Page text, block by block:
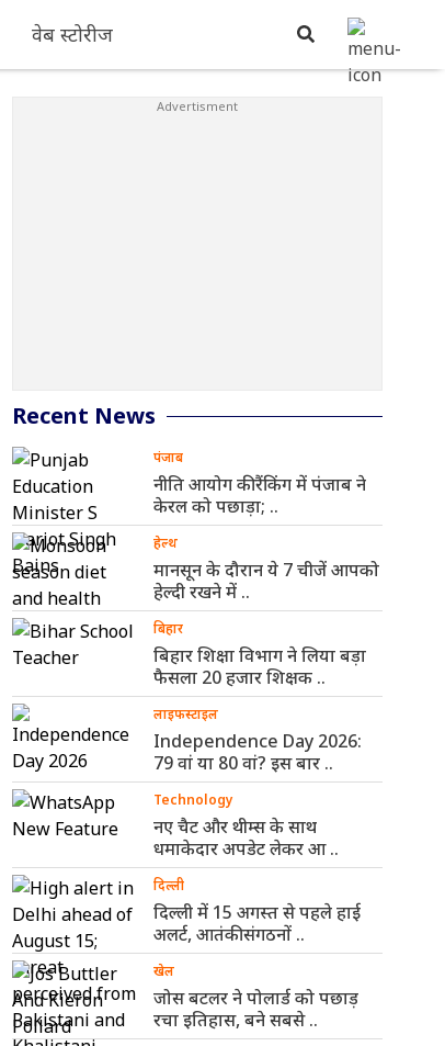
वेब स्टोरीज
Recent News
पंजाब
नीति आयोग की रैंकिंग में पंजाब ने
केरल को पछाड़ा; ..
हेल्थ
मानसून के दौरान ये 7 चीजें आपको
हेल्दी रखने में ..
बिहार
बिहार शिक्षा विभाग ने लिया बड़ा
फैसला 20 हजार शिक्षक ..
लाइफस्टाइल
Independence Day 2026:
79 वां या 80 वां? इस बार ..
Technology
नए चैट और थीम्स के साथ
धमाकेदार अपडेट लेकर आ ..
दिल्ली
दिल्ली में 15 अगस्त से पहले हाई
अलर्ट, आतंकी संगठनों ..
खेल
जोस बटलर ने पोलार्ड को पछाड़
रचा इतिहास, बने सबसे ..